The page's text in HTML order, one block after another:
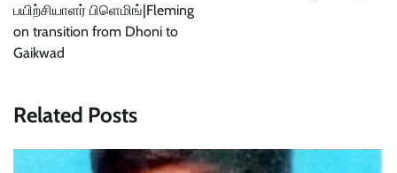
பயிற்சியாளர் பிளெமிங்|Fleming
on transition from Dhoni to
Gaikwad
Related Posts